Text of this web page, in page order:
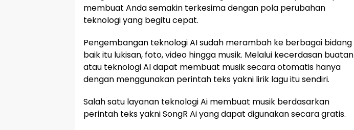
membuat Anda semakin terkesima dengan pola perubahan
teknologi yang begitu cepat.
Pengembangan teknologi AI sudah merambah ke berbagai bidang
baik itu lukisan, foto, video hingga musik. Melalui kecerdasan buatan
atau teknologi AI dapat membuat musik secara otomatis hanya
dengan menggunakan perintah teks yakni lirik lagu itu sendiri.
Salah satu layanan teknologi Ai membuat musik berdasarkan
perintah teks yakni SongR Ai yang dapat digunakan secara gratis.